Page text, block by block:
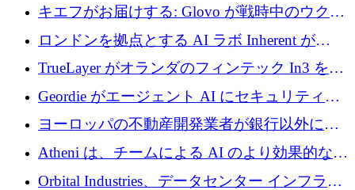
の成長のためにシリーズ A で 1,500 万ドルを
調達
キエフがお届けする: Glovo が戦時中のウクラ
イナで最も急速に成長する市場の 1 つをどの
ように拡大したか
ロンドンを拠点とする AI ラボ Inherent が
5,000 万ドルの資金調達でステルスから浮上
TrueLayer がオランダのフィンテック In3 を買
収、チェックアウト時にクレジットを提供
Geordie がエージェント AI にセキュリティと
ガバナンスをもたらすために 3,000 万ドルを
ヨーロッパの不動産開発業者が銀行以外にも
目を向けているため、InRentoの資金調達額は
1億ユーロを突破
Atheni は、チームによる AI のより効果的な使
用を支援するために 35 万ポンドを確保
Orbital Industries、データセンター インフラス